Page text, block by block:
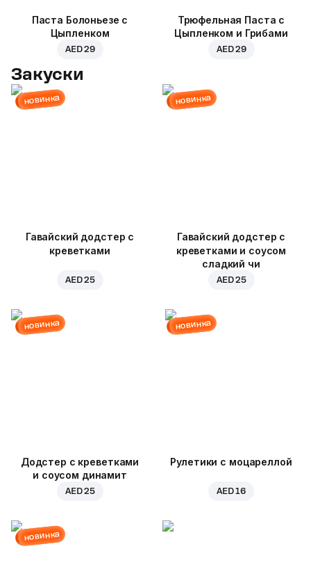
Паста Болоньезе с
Цыпленком
AED 29
Трюфельная Паста с
Цыпленком и Грибами
AED 29
Закуски
новинка
Гавайский додстер с
креветками
AED 25
новинка
Гавайский додстер с
креветками и соусом
сладкий чи
AED 25
новинка
Додстер с креветками
и соусом динамит
AED 25
новинка
Рулетики с моцареллой
AED 16
новинка